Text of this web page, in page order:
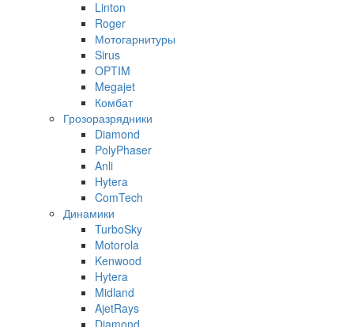
Linton
Roger
Мотогарнитуры
Sirus
OPTIM
Megajet
Комбат
Грозоразрядники
Diamond
PolyPhaser
Anli
Hytera
ComTech
Динамики
TurboSky
Motorola
Kenwood
Hytera
Midland
AjetRays
Diamond